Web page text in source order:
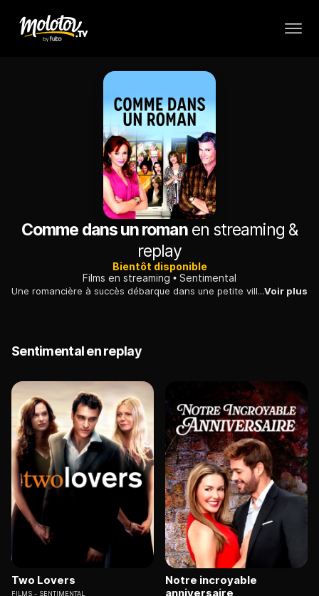
Comme dans un romanen streaming &
replay
Bientôt disponible
Films en streaming
Sentimental
Une romancière à succès débarque dans une petite ville du Mississippi pour la promotion de son nouveau livre. Les habitants l'aident à trouver l'amour.Voir plus
Sentimental en replay
Two Lovers
FILMS SENTIMENTAL
Notre incroyable
anniversaire